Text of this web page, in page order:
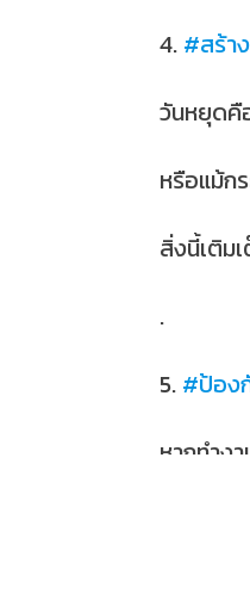
4. #สร้า
วันหยุดคื
หรือแม้ก
สิ่งนี้เติม
.
5. #ป้อง
หากทำง